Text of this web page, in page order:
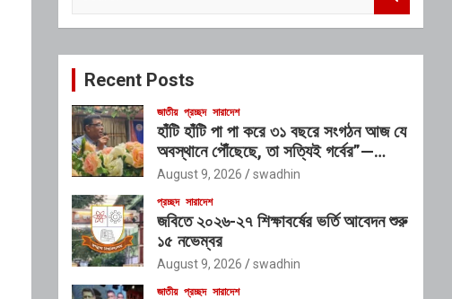
c
Recent Posts
জাতীয় প্রচ্ছদ সারাদেশ
হাঁটি হাঁটি পা পা করে ৩১ বছরে সংগঠন আজ যে
অবস্থানে পৌঁছেছে, তা সত্যিই গর্বের”—
অতিরিক্ত ডিআইজি
August 9, 2026 swadhin
প্রচ্ছদ সারাদেশ
জবিতে ২০২৬-২৭ শিক্ষাবর্ষের ভর্তি আবেদন শুরু
১৫ নভেম্বর
August 9, 2026 swadhin
জাতীয় প্রচ্ছদ সারাদেশ